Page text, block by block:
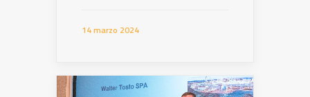
14 marzo 2024